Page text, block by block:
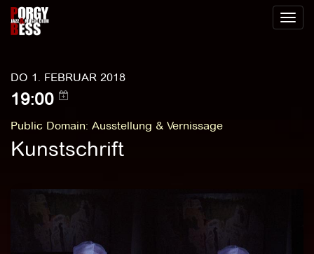
Toggle
DO 1. FEBRUAR 2018
19:00
Public Domain: Ausstellung & Vernissage
Kunstschrift